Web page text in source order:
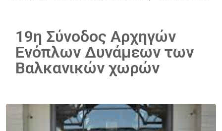
19η Σύνοδος Αρχηγών
Ενόπλων Δυνάμεων των
Βαλκανικών χωρών